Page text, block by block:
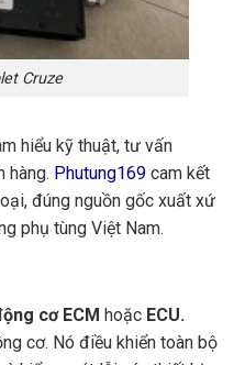
Cruze
hiểu kỹ thuật, tư vấn
hàng. Phutung169 cam kết
đúng nguồn gốc xuất xứ
phụ tùng Việt Nam.
cơ ECM hoặc ECU.
cơ. Nó điều khiển toàn bộ